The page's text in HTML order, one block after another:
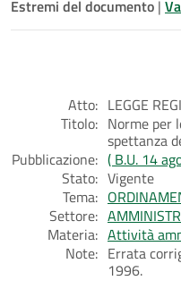
Estremi del documento |
Atto: LEGGE
Titolo: Norme per
spettanza
Pubblicazione: ( B.U. 14
Stato: Vigente
Tema:
Settore:
Materia: Attività
Note: Errata
1996.